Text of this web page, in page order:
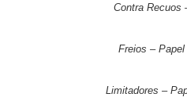
Contra Recuos
Freios –
Limitadores –